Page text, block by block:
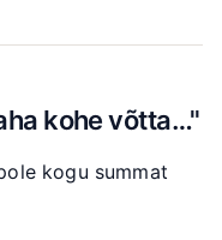
kohe võtta…"
kogu summat